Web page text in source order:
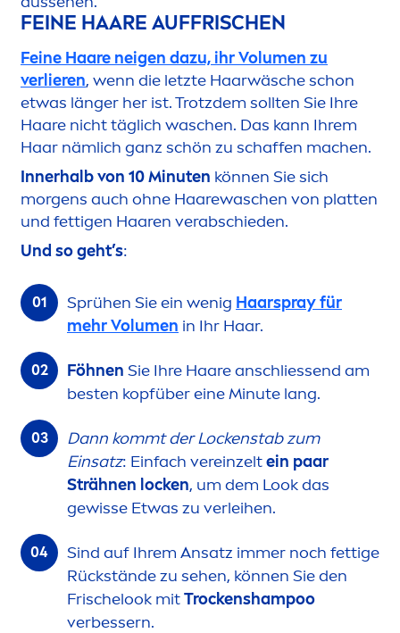
FEINE HAARE AUFFRISCHEN
Feine Haare neigen dazu, ihr Volumen zu
verlieren, wenn die letzte Haarwäsche schon
etwas länger her ist. Trotzdem sollten Sie Ihre
Haare nicht täglich waschen. Das kann Ihrem
Haar nämlich ganz schön zu schaffen machen.
Innerhalb von 10 Minuten können Sie sich
morgens auch ohne Haarewaschen von platten
und fettigen Haaren verabschieden.
Und so geht’s:
Sprühen Sie ein wenig Haarspray für
mehr Volumen in Ihr Haar.
Föhnen Sie Ihre Haare anschliessend am
besten kopfüber eine Minute lang.
Dann kommt der Lockenstab zum
Einsatz: Einfach vereinzeltein paar
Strähnen locken, um dem Look das
gewisse Etwas zu verleihen.
Sind auf Ihrem Ansatz immer noch fettige
Rückstände zu sehen, können Sie den
Frischelook mitTrockenshampoo
verbessern.